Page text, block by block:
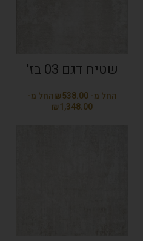
שטיח דגם 03 בז'
₪
₪